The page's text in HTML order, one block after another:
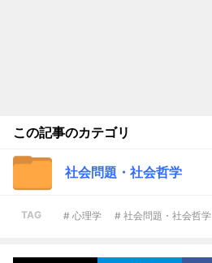
この記事のカテゴリ
社会問題・社会哲学
TAG # 心理学 # 社会問題・社会哲学